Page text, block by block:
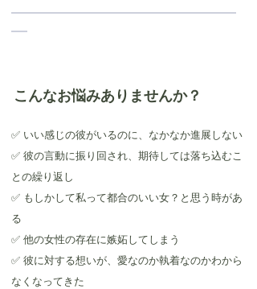
こんなお悩みありませんか？
✅ いい感じの彼がいるのに、なかなか進展しない
✅ 彼の言動に振り回され、期待しては落ち込むこ
との繰り返し
✅ もしかして私って都合のいい女？と思う時があ
る
✅ 他の女性の存在に嫉妬してしまう
✅ 彼に対する想いが、愛なのか執着なのかわから
なくなってきた